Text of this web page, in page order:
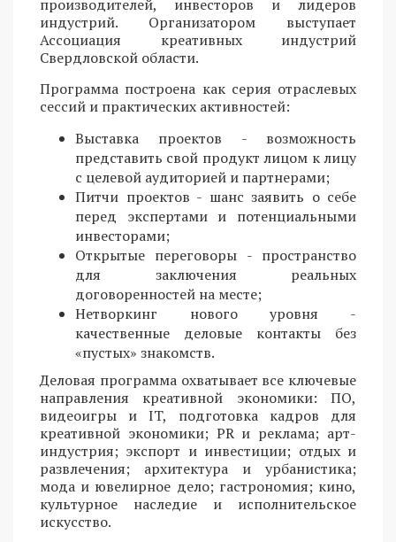
производителей, инвесторов и лидеров
индустрий. Организатором выступает
Ассоциация креативных индустрий
Свердловской области.
Программа построена как серия отраслевых
сессий и практических активностей:
Выставка проектов - возможность
представить свой продукт лицом к лицу
с целевой аудиторией и партнерами;
Питчи проектов - шанс заявить о себе
перед экспертами и потенциальными
инвесторами;
Открытые переговоры - пространство
для заключения реальных
договоренностей на месте;
Нетворкинг нового уровня -
качественные деловые контакты без
«пустых» знакомств.
Деловая программа охватывает все ключевые
направления креативной экономики: ПО,
видеоигры и IT, подготовка кадров для
креативной экономики; PR и реклама; арт-
индустрия; экспорт и инвестиции; отдых и
развлечения; архитектура и урбанистика;
мода и ювелирное дело; гастрономия; кино,
культурное наследие и исполнительское
искусство.